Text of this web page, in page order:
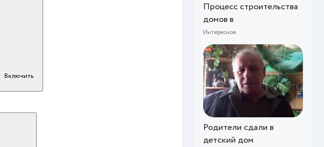
Процесс строительства
домов в
Интересное
Родители сдали в
детский дом
Включить